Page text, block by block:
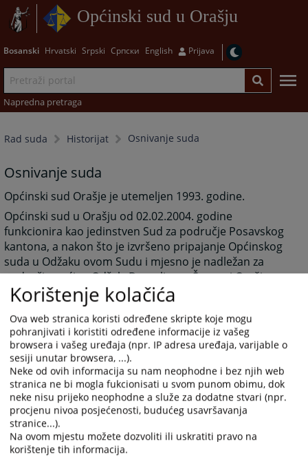
Općinski sud u Orašju
Bosanski Hrvatski Srpski Српски English Prijava
Napredna pretraga
Rad suda Historijat Osnivanje suda
Osnivanje suda
Općinski sud Orašje je utemeljen 1993. godine.
Općinski sud u Orašju od 02.02.2004. godine
funkcionira kao jedinstven Sud za područje Posavskog
kantona, a nakon što je izvršeno pripajanje Općinskog
suda u Odžaku ovom Sudu i mjesno je nadležan za
područje općina Odžak, Domaljevac-Šamac i Orašje.
Sud je 2004. godine uselio u novi objekt koji je
namjenski izgrađen za potrebe Suda.
U sastavu Suda funkcioniraju Izdvojeni prekršajni odjel
u Odžaku kao i Izdvojena organizaciona jedinica
zemljišno-knjižnog ureda u Odžaku, a koji su smješteni
u prizemlju zgrade Kantonalnog suda u Odžaku.
2899PREGLEDA
Korištenje kolačića
Ova web stranica koristi određene skripte koje mogu
pohranjivati i koristiti određene informacije iz vašeg
browsera i vašeg uređaja (npr. IP adresa uređaja, varijable o
sesiji unutar browsera, ...).
Neke od ovih informacija su nam neophodne i bez njih web
stranica ne bi mogla fukcionisati u svom punom obimu, dok
neke nisu prijeko neophodne a služe za dodatne stvari (npr.
procjenu nivoa posjećenosti, budućeg usavršavanja
stranice...).
Na ovom mjestu možete dozvoliti ili uskratiti pravo na
korištenje tih informacija.